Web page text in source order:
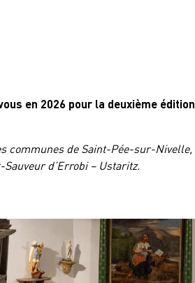
en 2026 pour la deuxième édition
communes de Saint-Pée-sur-Nivelle,
d’Errobi – Ustaritz.